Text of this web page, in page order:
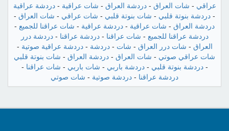
عراقي - شات العراق -دردشة العراق - شات عراقية -دردشة عراقية
- دردشة بنوتة قلبي - شات بنوتة قلبي - شات عراقي - شات العراق -
دردشة العراق - شات عراقية - دردشة عراقية - شات عراقنا للجميع -
دردشة عراقنا للجميع - شات عراقنا -دردشة عراقنا -دردشة درر
العراق - شات درر العراق - شات -دردشة -دردشة عراقية صوتية -
شات عراقي صوتي - شات العراق - دردشة العراق - شات بنوتة قلبي
-دردشة بنوتة قلبي -دردشة باربي - شات باربي - شات عراقنا -
دردشة عراقنا - دردشة صوتية - شات صوتي